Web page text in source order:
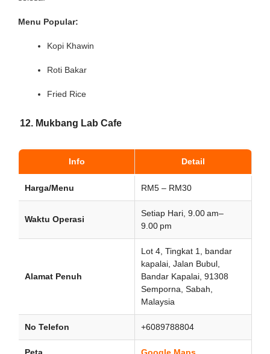
Menu Popular:
Kopi Khawin
Roti Bakar
Fried Rice
12. Mukbang Lab Cafe
Info Detail
Harga/Menu RM5 – RM30
Waktu Operasi
Setiap Hari, 9.00 am–
9.00 pm
Alamat Penuh
Lot 4, Tingkat 1, bandar
kapalai, Jalan Bubul,
Bandar Kapalai, 91308
Semporna, Sabah,
Malaysia
No Telefon +6089788804